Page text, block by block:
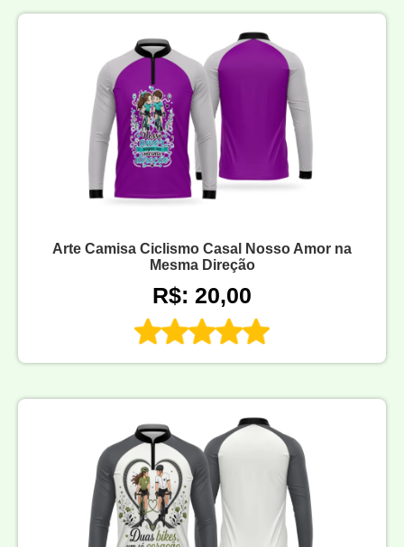
Arte Camisa Ciclismo Casal Nosso Amor na
Mesma Direção
R$: 20,00